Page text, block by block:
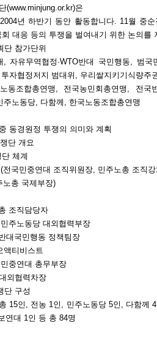
(www.minjung.or.kr)은
년 하반기 동안 활동합니다. 11월 중
대응 등의 투쟁을 벌여내기 위한 논의를
단 참가단위
자유무역협정·WTO반대 국민행동, 범국
자협정저지 범대위, 우리쌀지키기식량주
조합총연맹, 전국농민회총연맹, 전국
노동당, 다함께, 한국노동조합총연맹
동경원정 투쟁의 의미와 계획
단 개요
체계
국민중연대 조직위원장, 민주노총 조직
노총 국제부장)
조직담당자
주노동당 대외협력부장
민행동 정책팀장
비스트
중연대 총무부장
협력차장
단 구성
15인, 전농 1인, 민주노동당 5인, 다함께
연대 1인 등 총 84명